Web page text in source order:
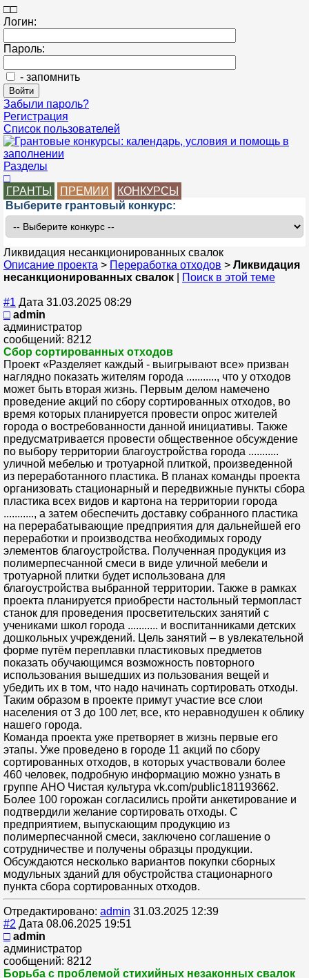
□□
Логин:
Пароль:
- запомнить
Забыли пароль?
Регистрация
Список пользователей
Разделы
□
ГРАНТЫ
ПРЕМИИ
КОНКУРСЫ
Выберите грантовый конкурс:
Ликвидация несанкционированных свалок
Описание проекта > Переработка отходов > Ликвидация
несанкционированных свалок
Поиск в этой теме
#1 Дата 31.03.2025 08:29
□ admin
администратор
сообщений: 8212
Сбор сортированных отходов
Проект «Разделяет каждый - выигрывают все» призван
наглядно показать жителям города ..........., что у отходов
может быть вторая жизнь. Первым делом намечено
проведение акций по сбору сортированных отходов, во
время которых планируется провести опрос жителей
города о востребованности данной инициативы. Также
предусматривается провести общественное обсуждение
по выбору территории благоустройства города ...........
уличной мебелью и тротуарной плиткой, произведенной
из переработанного пластика. В планах команды проекта
организовать стационарный и передвижные пункты сбора
пластика всех видов и картона на территории города
..........., а затем обеспечить доставку собранного пластика
на перерабатывающие предприятия для дальнейшей его
переработки и производства необходимых городу
элементов благоустройства. Полученная продукция из
полимерпесчанной смеси в виде уличной мебели и
тротуарной плитки будет использована для
благоустройства выбранной территории. Также в рамках
проекта планируется приобрести настольный термопласт
станок для проведения просветительских занятий с
учениками школ города ........... и воспитанниками детских
дошкольных учреждений. Цель занятий – в увлекательной
форме путём переплавки пластиковых предметов
показать обучающимся возможность повторного
использования вышедших из пользования вещей и
убедить их в том, что надо начинать сортировать отходы.
Таким образом в проекте примут участие все слои
населения от 3 до 100 лет, все, кто неравнодушен к облику
нашего города.
Команда проекта уже претворяет в жизнь первые его
этапы. Уже проведено в городе 11 акций по сбору
сортированных отходов, в которых участвовали более
460 человек, подробную информацию можно узнать в
группе АНО Чистая культура vk.com/public181193662.
Более 100 горожан согласились пройти анкетирование и
подтвердили желание сортировать отходы. С
предприятием, выпускающим продукцию из
полимерпесчанной смеси, заключено соглашение о
сотрудничестве и получены образцы продукции.
Обсуждаются несколько вариантов покупки сборных
модульных зданий для обустройства стационарного
пункта сбора сортированных отходов.
Отредактировано: admin 31.03.2025 12:39
#2 Дата 08.06.2025 19:51
□ admin
администратор
сообщений: 8212
Борьба с проблемой стихийных незаконных свалок